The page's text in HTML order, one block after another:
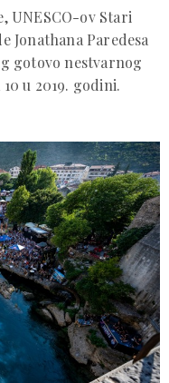
UNESCO-ov Stari
Jonathana Paredesa
gotovo nestvarnog
u 2019. godini.